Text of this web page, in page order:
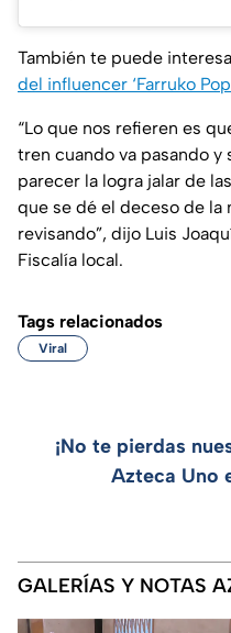
También te puede
del influencer ‘Farruko
“Lo que nos refieren es
tren cuando va pasando y
parecer la logra jalar de
que se dé el deceso de la
revisando”, dijo Luis
Fiscalía local.
Tags relacionados
Viral
¡No te pierdas
Azteca Uno
GALERÍAS Y NOTAS